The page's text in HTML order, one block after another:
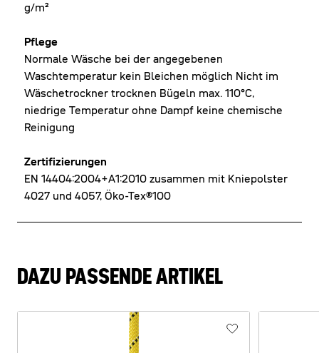
g/m²
Pflege
Normale Wäsche bei der angegebenen
Waschtemperatur kein Bleichen möglich Nicht im
Wäschetrockner trocknen Bügeln max. 110°C,
niedrige Temperatur ohne Dampf keine chemische
Reinigung
Zertifizierungen
EN 14404:2004+A1:2010 zusammen mit Kniepolster
4027 und 4057, Öko-Tex®100
DAZU PASSENDE ARTIKEL